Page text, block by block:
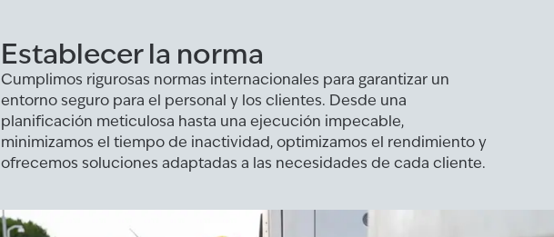
Establecer la norma
Cumplimos rigurosas normas internacionales para garantizar un
entorno seguro para el personal y los clientes. Desde una
planificación meticulosa hasta una ejecución impecable,
minimizamos el tiempo de inactividad, optimizamos el rendimiento y
ofrecemos soluciones adaptadas a las necesidades de cada cliente.